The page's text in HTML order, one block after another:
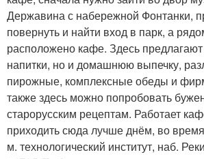
Державина с набережной Фонтанки,
повернуть и найти вход в парк, а
расположено кафе. Здесь предлагают
напитки, но и домашнюю выпечку,
пирожные, комплексные обеды и
также здесь можно попробовать
старорусским рецептам. Работает
приходить сюда лучше днём, во
м. технологический институт, наб.